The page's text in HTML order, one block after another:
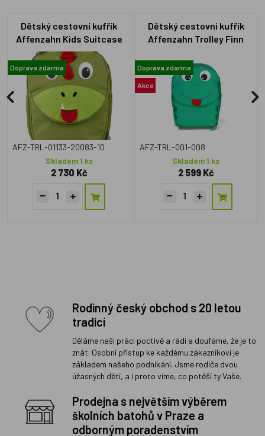
Dětský cestovní kufřík
Affenzahn Kids Suitcase
Dragon - green
Doprava zdarma
AFZ-TRL-01133-20083-10
Skladem 1 ks
2 730 Kč
Dětský cestovní kufřík
Affenzahn Trolley Finn
Doprava zdarma
Akce
AFZ-TRL-001-008
Skladem 1 ks
2 599 Kč
Rodinný český obchod s 20 letou
tradicí
Děláme naši práci poctivě a rádi a doufáme, že je to
znát. Osobní přístup ke každému zákazníkovi je
základem našeho podnikání. Jsme rodiče dvou
úžasných dětí, a i proto víme, co potěší ty Vaše.
Prodejna s největším výběrem
školních batohů v Praze a
odborným poradenstvím